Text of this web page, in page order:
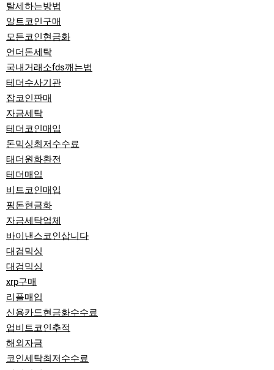
탈세하는방법
알트코인구매
모든코인현금화
언더돈세탁
국내거래소fds깨는법
테더수사기관
잡코인판매
자금세탁
테더코인매입
돈믹싱최저수수료
태더원화환전
테더매입
비트코인매입
핑돈현금화
자금세탁업체
바이낸스코인삽니다
대검믹싱
대검믹싱
xrp구매
리플매입
신용카드현금화수수료
업비트코인추적
해외자금
코인세탁최저수수료